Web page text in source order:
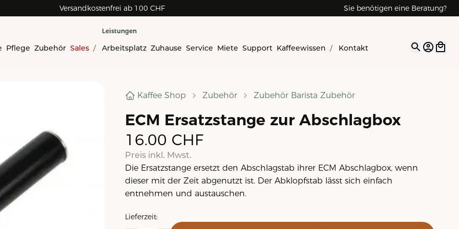
Versandkostenfrei ab 100 CHF Sie benötigen eine Beratung?
Pflege Zubehör Sales /
Leistungen
Arbeitsplatz Zuhause Service Miete Support Kaffeewissen / Kontakt Open
Kaffee Shop Zubehör Zubehör Barista Zubehör
ECM Ersatzstange zur Abschlagbox
16.00 CHF
Preis inkl. Mwst.
Die Ersatzstange ersetzt den Abschlagstab ihrer ECM Abschlagbox, wenn
dieser mit der Zeit abgenutzt ist. Der Abklopfstab lässt sich einfach
entnehmen und austauschen.
Lieferzeit: